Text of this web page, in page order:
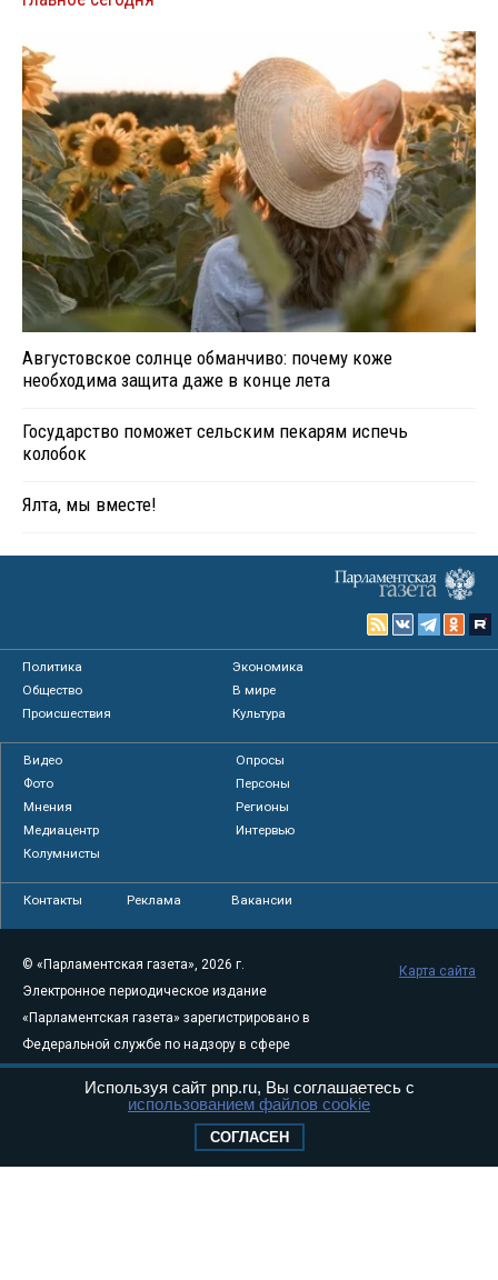
Августовское солнце обманчиво: почему коже
необходима защита даже в конце лета
Государство поможет сельским пекарям испечь
колобок
Ялта, мы вместе!
Политика
Экономика
Общество
В мире
Происшествия
Культура
Видео
Опросы
Фото
Персоны
Мнения
Регионы
Медиацентр
Интервью
Колумнисты
Контакты Реклама Вакансии
© «Парламентская газета», 2026 г.
Электронное периодическое издание
«Парламентская газета» зарегистрировано в
Федеральной службе по надзору в сфере
связи, информационных технологий и
массовых коммуникаций (Роскомнадзор) 05
Свидетельство о регистрации Эл № ФС77-
Карта сайта
Используя сайт pnp.ru, Вы соглашаетесь с
использованием файлов cookie
СОГЛАСЕН